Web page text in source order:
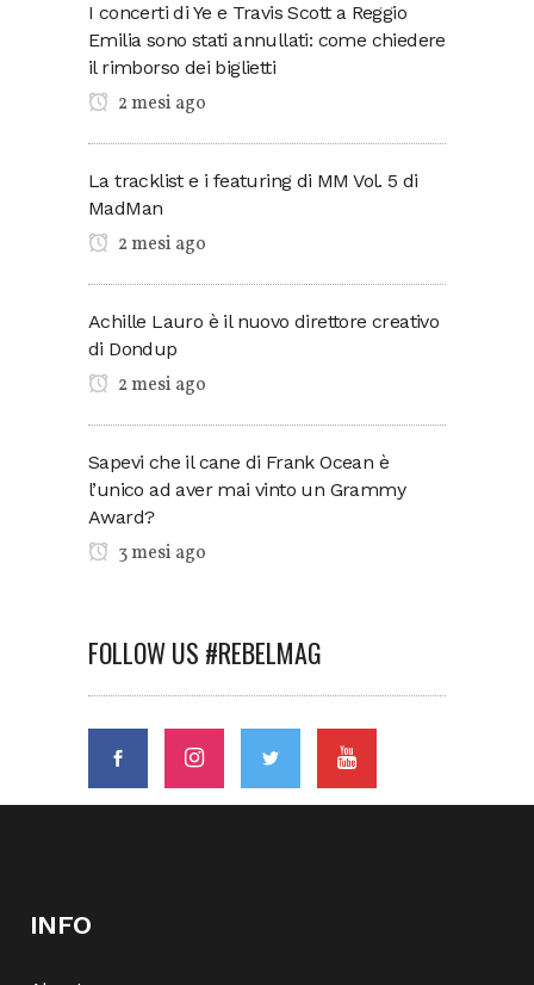
I concerti di Ye e Travis Scott a Reggio
Emilia sono stati annullati: come chiedere
il rimborso dei biglietti
2 mesi ago
La tracklist e i featuring di MM Vol. 5 di
MadMan
2 mesi ago
Achille Lauro è il nuovo direttore creativo
di Dondup
2 mesi ago
Sapevi che il cane di Frank Ocean è
l’unico ad aver mai vinto un Grammy
Award?
3 mesi ago
FOLLOW US #REBELMAG
INFO